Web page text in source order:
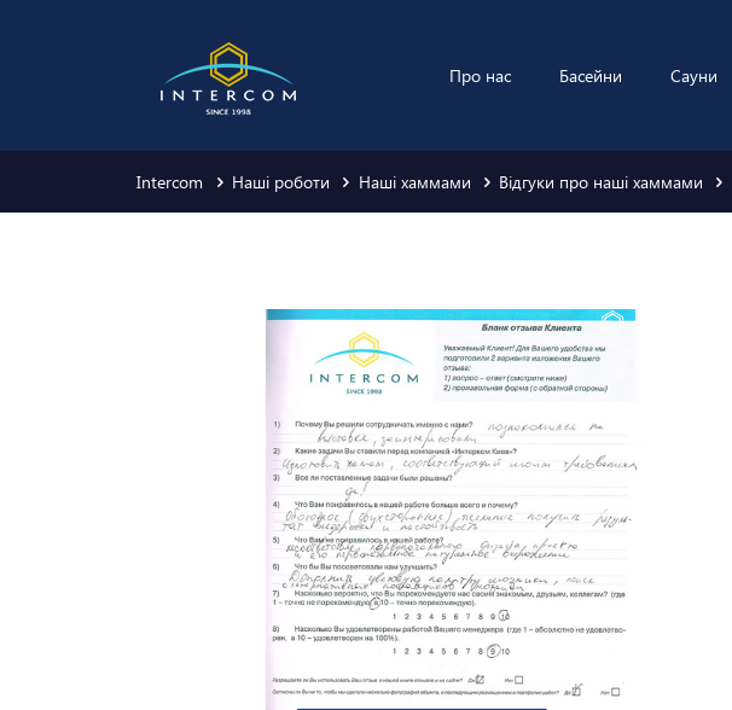
Про нас Басейни Сауни
Intercom Наші роботи Наші хаммами Відгуки про наші хаммами